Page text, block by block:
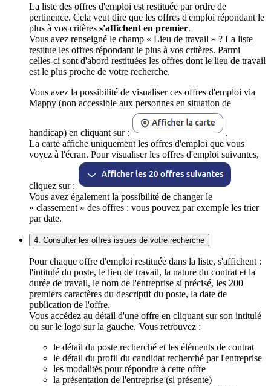
La liste des offres d'emploi est restituée par ordre de
pertinence. Cela veut dire que les offres d'emploi répondant le
plus à vos critères s'affichent en premier.
Vous avez renseigné le champ « Lieu de travail » ? La liste
restitue les offres répondant le plus à vos critères. Parmi
celles-ci sont d'abord restituées les offres dont le lieu de travail
est le plus proche de votre recherche.
Vous avez la possibilité de visualiser ces offres d'emploi via
Mappy (non accessible aux personnes en situation de
handicap) en cliquant sur :
.
La carte affiche uniquement les offres d'emploi que vous
voyez à l'écran. Pour visualiser les offres d'emploi suivantes,
cliquez sur :
Vous avez également la possibilité de changer le
« classement » des offres : vous pouvez par exemple les trier
par date.
4. Consulter les offres issues de votre recherche
Pour chaque offre d'emploi restituée dans la liste, s'affichent :
l'intitulé du poste, le lieu de travail, la nature du contrat et la
durée de travail, le nom de l'entreprise si précisé, les 200
premiers caractères du descriptif du poste, la date de
publication de l'offre.
Vous accédez au détail d'une offre en cliquant sur son intitulé
ou sur le logo sur la gauche. Vous retrouvez :
le détail du poste recherché et les éléments de contrat
le détail du profil du candidat recherché par l'entreprise
les modalités pour répondre à cette offre
la présentation de l'entreprise (si présente)